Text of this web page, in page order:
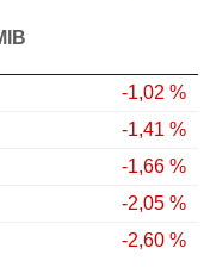
-1,02 %
-1,41 %
-1,66 %
-2,05 %
-2,60 %